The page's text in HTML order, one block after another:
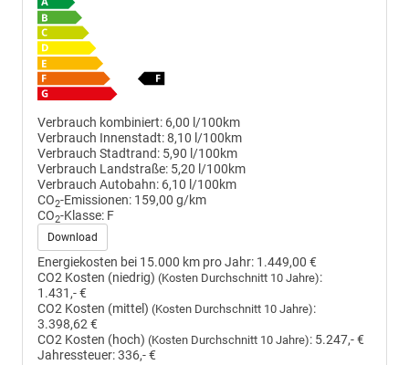
Verbrauch kombiniert: 6,00 l/100km
Verbrauch Innenstadt:8,10 l/100km
Verbrauch Stadtrand: 5,90 l/100km
Verbrauch Landstraße: 5,20 l/100km
Verbrauch Autobahn: 6,10 l/100km
CO2-Emissionen: 159,00 g/km
CO2-Klasse: F
Download
Energiekosten bei 15.000 km pro Jahr: 1.449,00 €
CO2 Kosten (niedrig) (Kosten Durchschnitt 10 Jahre):
1.431,- €
CO2 Kosten (mittel) (Kosten Durchschnitt 10 Jahre):
3.398,62 €
CO2 Kosten (hoch) (Kosten Durchschnitt 10 Jahre): 5.247,- €
Jahressteuer:336,- €